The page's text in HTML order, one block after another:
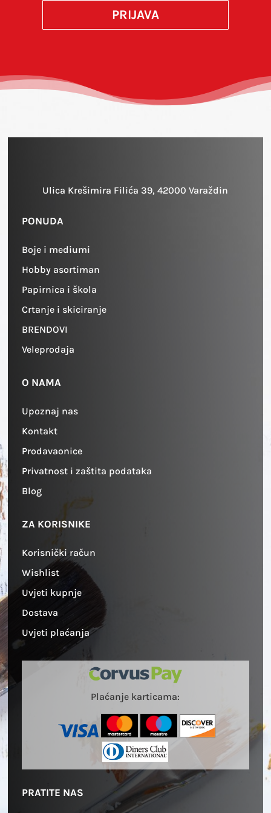
PRIJAVA
Ulica Krešimira Filića 39, 42000 Varaždin
PONUDA
Boje i mediumi
Hobby asortiman
Papirnica i škola
Crtanje i skiciranje
BRENDOVI
Veleprodaja
O NAMA
Upoznaj nas
Kontakt
Prodavaonice
Privatnost i zaštita podataka
Blog
ZA KORISNIKE
Korisnički račun
Wishlist
Uvjeti kupnje
Dostava
Uvjeti plaćanja
Plaćanje karticama:
PRATITE NAS